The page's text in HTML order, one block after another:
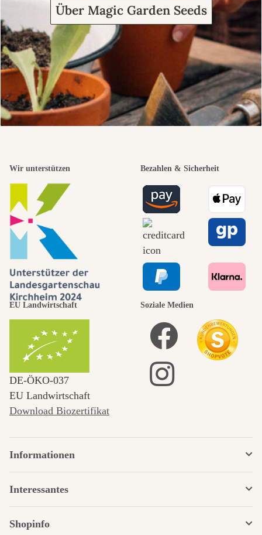
Über Magic Garden Seeds
Wir unterstützen Bezahlen & Sicherheit
EU Landwirtschaft
DE‑ÖKO‑037
EU Landwirtschaft
Download Biozertifikat
Soziale Medien
Informationen
Interessantes
Shopinfo